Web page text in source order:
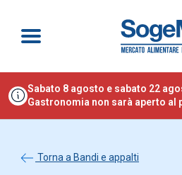
Sabato 8 agosto e sabato 22
Gastronomia non sarà aperto al
Torna a Bandi e appalti